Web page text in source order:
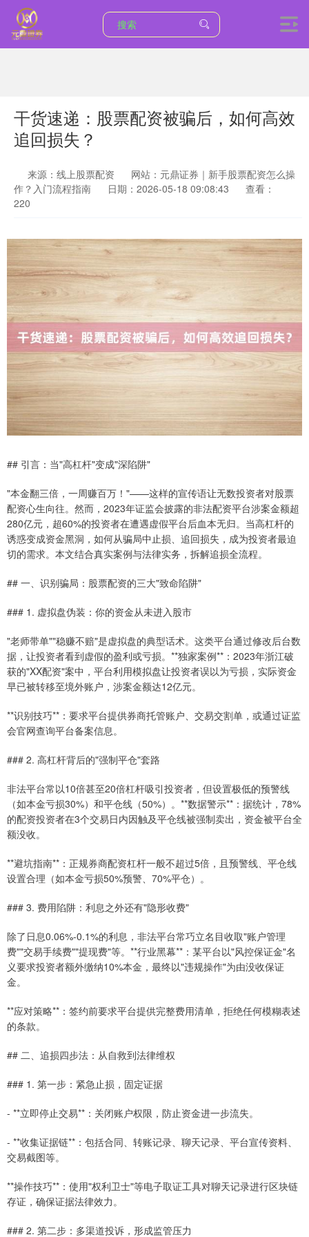
干货速递：股票配资被骗后，如何高效
追回损失？
来源：线上股票配资
网站：元鼎证券｜新手股票配资怎么操
作？入门流程指南
日期：2026-05-18 09:08:43
查看：
220
## 引言：当"高杠杆"变成"深陷阱"
"本金翻三倍，一周赚百万！"——这样的宣传语让无数投资者对股票
配资心生向往。然而，2023年证监会披露的非法配资平台涉案金额超
280亿元，超60%的投资者在遭遇虚假平台后血本无归。当高杠杆的
诱惑变成资金黑洞，如何从骗局中止损、追回损失，成为投资者最迫
切的需求。本文结合真实案例与法律实务，拆解追损全流程。
## 一、识别骗局：股票配资的三大"致命陷阱"
### 1. 虚拟盘伪装：你的资金从未进入股市
"老师带单""稳赚不赔"是虚拟盘的典型话术。这类平台通过修改后台数
据，让投资者看到虚假的盈利或亏损。**独家案例**：2023年浙江破
获的"XX配资"案中，平台利用模拟盘让投资者误以为亏损，实际资金
早已被转移至境外账户，涉案金额达12亿元。
**识别技巧**：要求平台提供券商托管账户、交易交割单，或通过证监
会官网查询平台备案信息。
### 2. 高杠杆背后的"强制平仓"套路
非法平台常以10倍甚至20倍杠杆吸引投资者，但设置极低的预警线
（如本金亏损30%）和平仓线（50%）。**数据警示**：据统计，78%
的配资投资者在3个交易日内因触及平仓线被强制卖出，资金被平台全
额没收。
**避坑指南**：正规券商配资杠杆一般不超过5倍，且预警线、平仓线
设置合理（如本金亏损50%预警、70%平仓）。
### 3. 费用陷阱：利息之外还有"隐形收费"
除了日息0.06%-0.1%的利息，非法平台常巧立名目收取"账户管理
费""交易手续费""提现费"等。**行业黑幕**：某平台以"风控保证金"名
义要求投资者额外缴纳10%本金，最终以"违规操作"为由没收保证
金。
**应对策略**：签约前要求平台提供完整费用清单，拒绝任何模糊表述
的条款。
## 二、追损四步法：从自救到法律维权
### 1. 第一步：紧急止损，固定证据
- **立即停止交易**：关闭账户权限，防止资金进一步流失。
- **收集证据链**：包括合同、转账记录、聊天记录、平台宣传资料、
交易截图等。
**操作技巧**：使用"权利卫士"等电子取证工具对聊天记录进行区块链
存证，确保证据法律效力。
### 2. 第二步：多渠道投诉，形成监管压力